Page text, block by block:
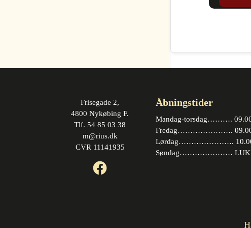
Frisegade 2,
4800 Nykøbing F.
Tlf. 54 85 03 38
m@rius.dk
CVR 11141935
Facebook
Åbningstider
Mandag-torsdag……….
Fredag………………….
Lørdag………………….
Søndag…………………